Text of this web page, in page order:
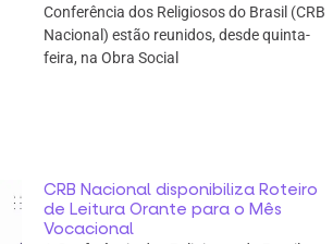
Conferência dos Religiosos do Brasil (CRB
Nacional) estão reunidos, desde quinta-
feira, na Obra Social
CRB Nacional disponibiliza Roteiro
de Leitura Orante para o Mês
Vocacional